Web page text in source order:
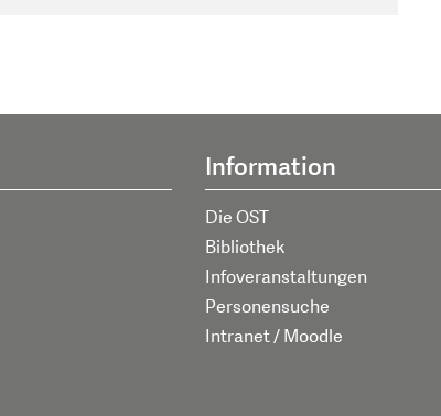
Information
Die OST
Bibliothek
Infoveranstaltungen
Personensuche
Intranet / Moodle